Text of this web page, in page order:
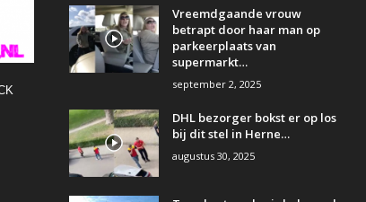
Vreemdgaande vrouw
betrapt door haar man op
parkeerplaats van
supermarkt…
september 2, 2025
DHL bezorger bokst er op los
bij dit stel in Herne…
augustus 30, 2025